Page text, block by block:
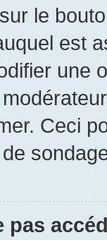
le
est
une
Ceci
pas